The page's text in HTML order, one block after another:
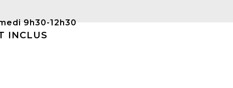
9h30-12h30
INCLUS